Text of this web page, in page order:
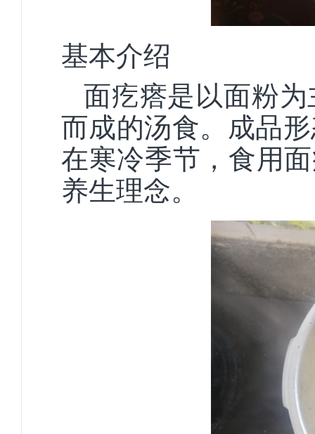
基本介绍
面疙瘩是以面粉
而成的汤食。成品
在寒冷季节，食用
养生理念。